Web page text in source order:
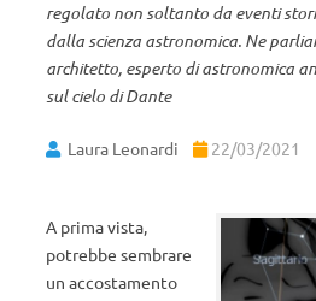
regolato non soltanto da eventi
dalla scienza astronomica. Ne
architetto, esperto di astronomica
sul cielo di Dante
Laura Leonardi 22/03/2021
A prima vista,
potrebbe sembrare
un accostamento